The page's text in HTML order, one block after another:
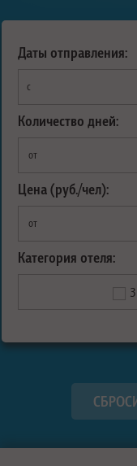
Даты отправления:
с
Количество дней:
от
Цена (руб./чел):
от
Категория отеля:
3